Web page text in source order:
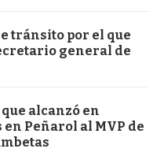
tránsito por el que
general de
alcanzó en
Peñarol al MVP de